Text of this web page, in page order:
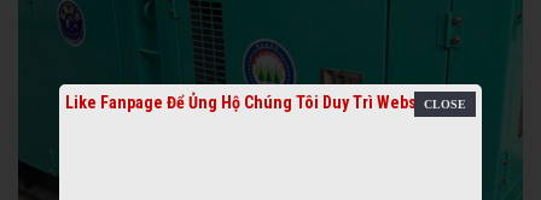
Like Fanpage Để Ủng Hộ Chúng Tôi Duy Trì Website